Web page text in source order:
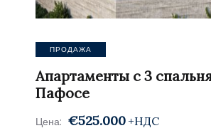
ПРОДАЖА
Апартаменты с 3
Пафосе
Цена: €525.000 +НДС